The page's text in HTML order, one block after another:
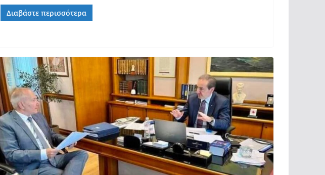
Διαβάστε περισσότερα